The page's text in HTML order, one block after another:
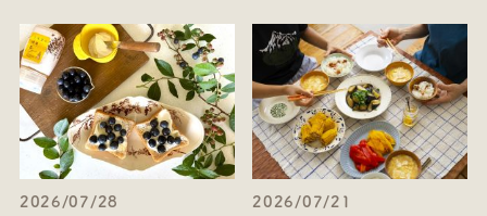
2026/07/28 2026/07/21